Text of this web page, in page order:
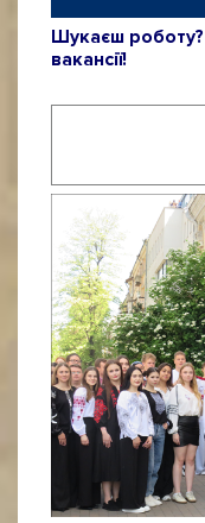
Шукаєш роботу?
вакансії!